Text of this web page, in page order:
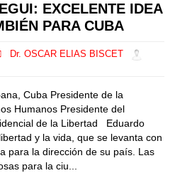
EXCELENTE IDEA
PARA CUBA
Dr. OSCAR ELIAS BISCET
Cuba Presidente de la
Humanos Presidente del
de la Libertad Eduardo
y la vida, que se levanta con
para la dirección de su país. Las
para la ciu...